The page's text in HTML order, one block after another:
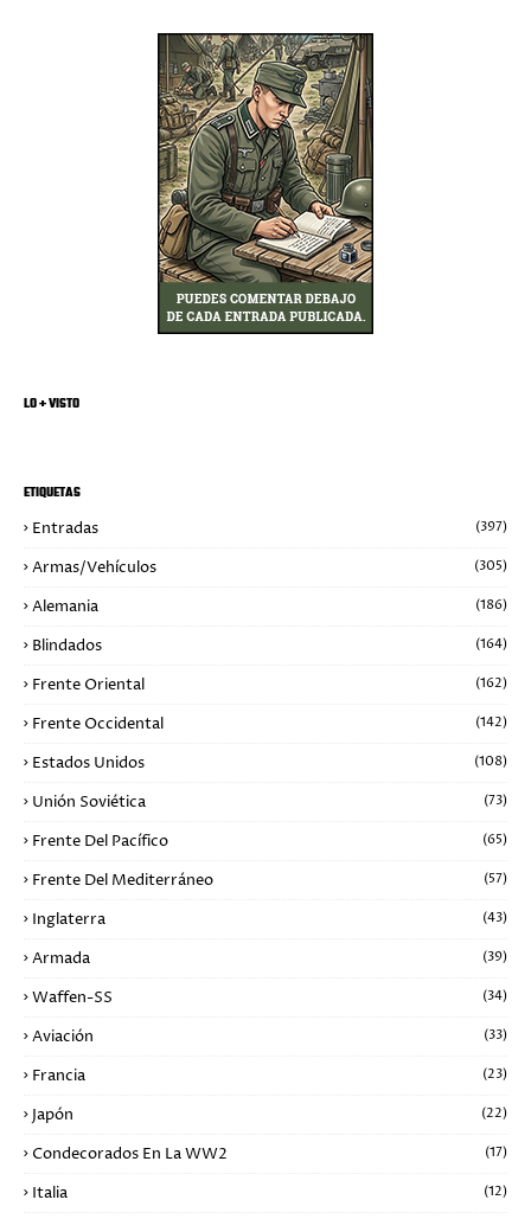
LO + VISTO
ETIQUETAS
Entradas (397)
Armas/Vehículos (305)
Alemania (186)
Blindados (164)
Frente Oriental (162)
Frente Occidental (142)
Estados Unidos (108)
Unión Soviética (73)
Frente Del Pacífico (65)
Frente Del Mediterráneo (57)
Inglaterra (43)
Armada (39)
Waffen-SS (34)
Aviación (33)
Francia (23)
Japón (22)
Condecorados En La WW2 (17)
Italia (12)